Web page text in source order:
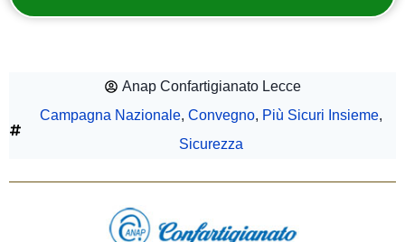
Anap Confartigianato Lecce
Campagna Nazionale, Convegno, Più Sicuri Insieme,
Sicurezza